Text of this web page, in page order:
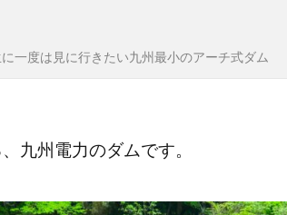
一度は見に行きたい九州最小のアーチ式ダム
九州電力のダムです。